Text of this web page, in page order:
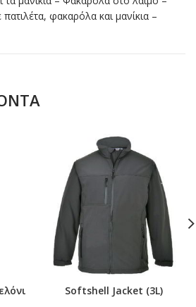
πατιλέτα, φακαρόλα και μανίκια –
Softshell Jacket (3L)